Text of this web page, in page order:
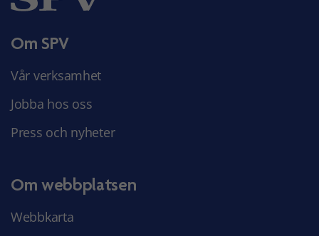
Om SPV
Vår verksamhet
Jobba hos oss
Press och nyheter
Om webbplatsen
Webbkarta